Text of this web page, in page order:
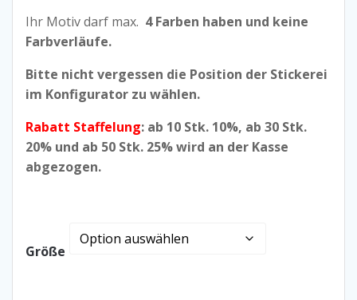
Ihr Motiv darf max. 4 Farben haben und keine
Farbverläufe.
Bitte nicht vergessen die Position der Stickerei
im Konfigurator zu wählen.
Rabatt Staffelung: ab 10 Stk. 10%, ab 30 Stk.
20% und ab 50 Stk. 25% wird an der Kasse
abgezogen.
Größe